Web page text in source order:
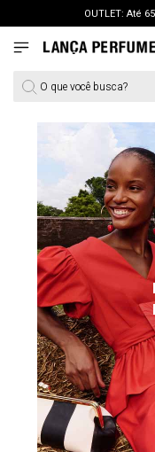
OUTLET: Até
O que você busca?